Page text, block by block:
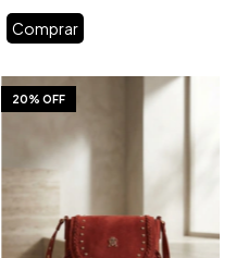
Comprar
1/10
20% OFF